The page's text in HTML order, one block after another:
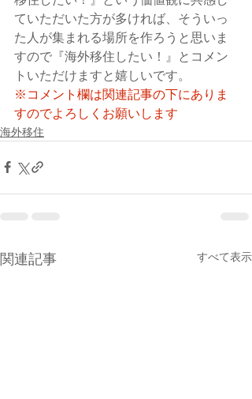
ていただいた方が多ければ、そういっ
た人が集まれる場所を作ろうと思いま
すので『海外移住したい！』とコメン
トいただけますと嬉しいです。
※コメント欄は関連記事の下にありま
すのでよろしくお願いします
海外移住
関連記事 すべて表示